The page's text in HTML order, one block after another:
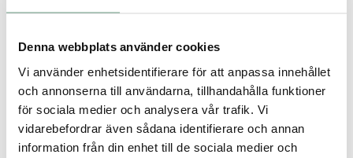
Denna webbplats använder cookies
Vi använder enhetsidentifierare för att anpassa innehållet
och annonserna till användarna, tillhandahålla funktioner
för sociala medier och analysera vår trafik. Vi
vidarebefordrar även sådana identifierare och annan
information från din enhet till de sociala medier och